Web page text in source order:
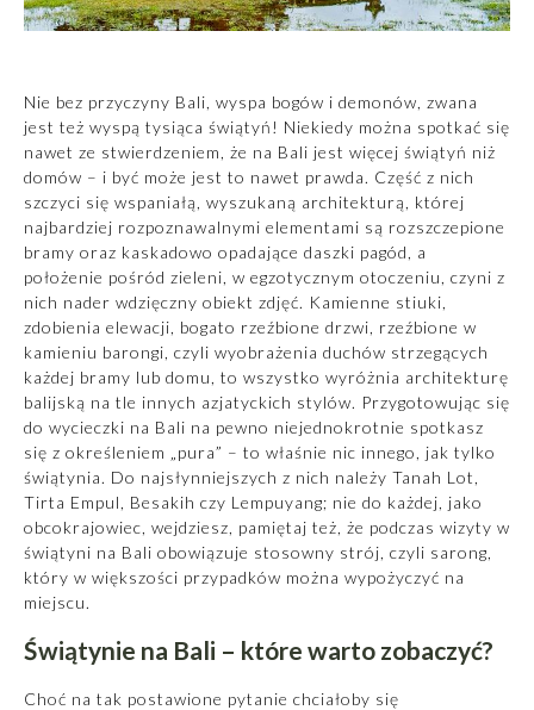
Nie bez przyczyny Bali, wyspa bogów i demonów, zwana
jest też wyspą tysiąca świątyń! Niekiedy można spotkać się
nawet ze stwierdzeniem, że na Bali jest więcej świątyń niż
domów – i być może jest to nawet prawda. Część z nich
szczyci się wspaniałą, wyszukaną architekturą, której
najbardziej rozpoznawalnymi elementami są rozszczepione
bramy oraz kaskadowo opadające daszki pagód, a
położenie pośród zieleni, w egzotycznym otoczeniu, czyni z
nich nader wdzięczny obiekt zdjęć. Kamienne stiuki,
zdobienia elewacji, bogato rzeźbione drzwi, rzeźbione w
kamieniu barongi, czyli wyobrażenia duchów strzegących
każdej bramy lub domu, to wszystko wyróżnia architekturę
balijską na tle innych azjatyckich stylów. Przygotowując się
do wycieczki na Bali na pewno niejednokrotnie spotkasz
się z określeniem „pura” – to właśnie nic innego, jak tylko
świątynia. Do najsłynniejszych z nich należy Tanah Lot,
Tirta Empul, Besakih czy Lempuyang; nie do każdej, jako
obcokrajowiec, wejdziesz, pamiętaj też, że podczas wizyty w
świątyni na Bali obowiązuje stosowny strój, czyli sarong,
który w większości przypadków można wypożyczyć na
miejscu.
Świątynie na Bali – które warto zobaczyć?
Choć na tak postawione pytanie chciałoby się